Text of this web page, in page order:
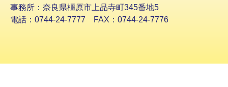
事務所：奈良県橿原市上品寺町345番地5
電話：0744-24-7777 FAX：0744-24-7776